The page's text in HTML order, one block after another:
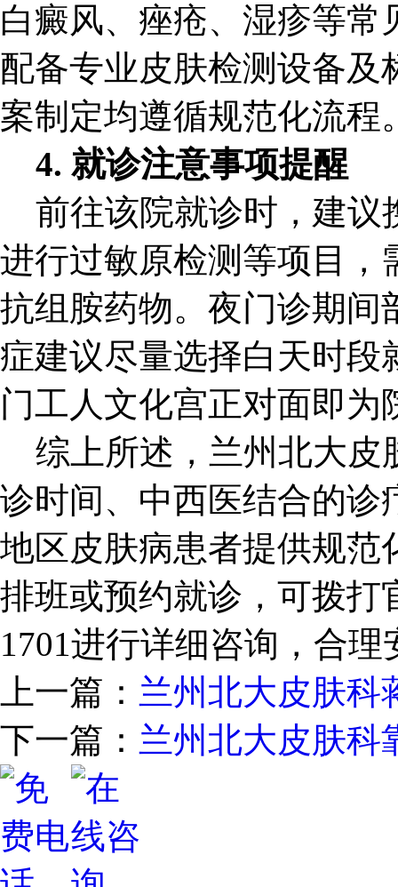
白癜风、痤疮、湿疹等
配备专业皮肤检测设备及
案制定均遵循规范化流程
4. 就诊注意事项提醒
前往该院就诊时，建议
进行过敏原检测等项目，
抗组胺药物。夜门诊期间
症建议尽量选择白天时段
门工人文化宫正对面即为
综上所述，兰州北大皮
诊时间、中西医结合的诊
地区皮肤病患者提供规范
排班或预约就诊，可拨打
1701进行详细咨询，合
上一篇： 兰州北大皮肤科
下一篇： 兰州北大皮肤科